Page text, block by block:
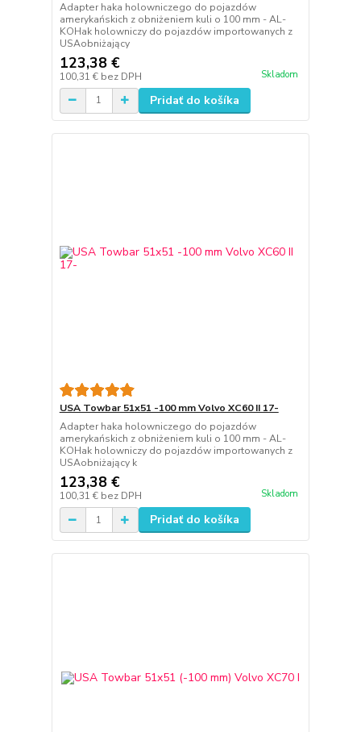
Adapter haka holowniczego do pojazdów
amerykańskich z obniżeniem kuli o 100 mm - AL-
KOHak holowniczy do pojazdów importowanych z
USAobniżający
123,38 €
100,31 € bez DPH Skladom
Pridať do košíka
USA Towbar 51x51 -100 mm Volvo XC60 II 17-
Adapter haka holowniczego do pojazdów
amerykańskich z obniżeniem kuli o 100 mm - AL-
KOHak holowniczy do pojazdów importowanych z
USAobniżający k
123,38 €
100,31 € bez DPH Skladom
Pridať do košíka